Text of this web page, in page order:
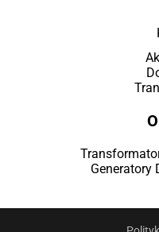
Generatory